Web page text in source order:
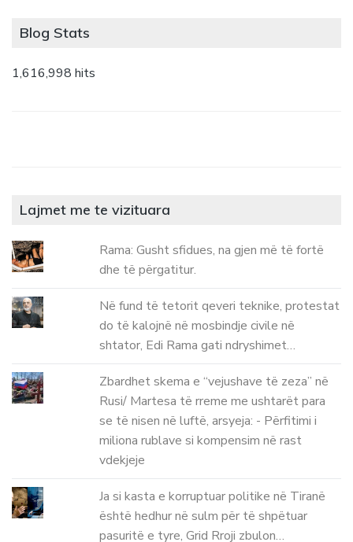
Blog Stats
1,616,998 hits
Lajmet me te vizituara
Rama: Gusht sfidues, na gjen më të fortë
dhe të përgatitur.
Në fund të tetorit qeveri teknike, protestat
do të kalojnë në mosbindje civile në
shtator, Edi Rama gati ndryshimet…
Zbardhet skema e “vejushave të zeza” në
Rusi/ Martesa të rreme me ushtarët para
se të nisen në luftë, arsyeja: - Përfitimi i
miliona rublave si kompensim në rast
vdekjeje
Ja si kasta e korruptuar politike në Tiranë
është hedhur në sulm për të shpëtuar
pasuritë e tyre, Grid Rroji zbulon…